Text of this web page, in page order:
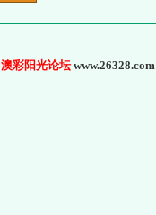
澳彩阳光论坛www.26328.com